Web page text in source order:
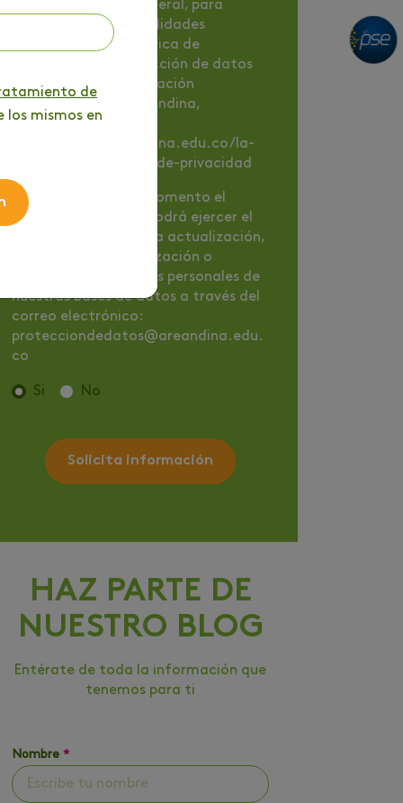
de cobranza y, en general, para
cualquiera de las finalidades
contenidas en la Política de
tratamiento y protección de datos
personales de la Fundación
Universitaria del Areandina,
disponible en
https://www.areandina.edu.co/la-
institucion/politicas-de-privacidad
Nota
: En cualquier momento el
titular de los datos podrá ejercer el
derecho de solicitar la actualización,
rectificación, actualización o
supresión de sus datos personales de
nuestras bases de datos a través del
correo electrónico:
protecciondedatos@areandina.edu.
co
Si No
Solicita información
HAZ PARTE DE
NUESTRO BLOG
Entérate de toda la información que
tenemos para ti
Nombre *
de
los mismos en